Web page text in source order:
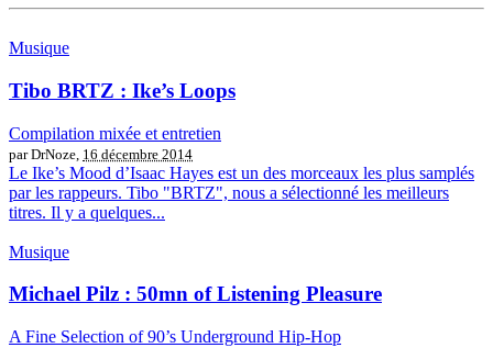
Musique
Tibo BRTZ : Ike’s Loops
Compilation mixée et entretien
par DrNoze, 16 décembre 2014
Le Ike’s Mood d’Isaac Hayes est un des morceaux les plus samplés
par les rappeurs. Tibo "BRTZ", nous a sélectionné les meilleurs
titres. Il y a quelques...
Musique
Michael Pilz : 50mn of Listening Pleasure
A Fine Selection of 90’s Underground Hip-Hop